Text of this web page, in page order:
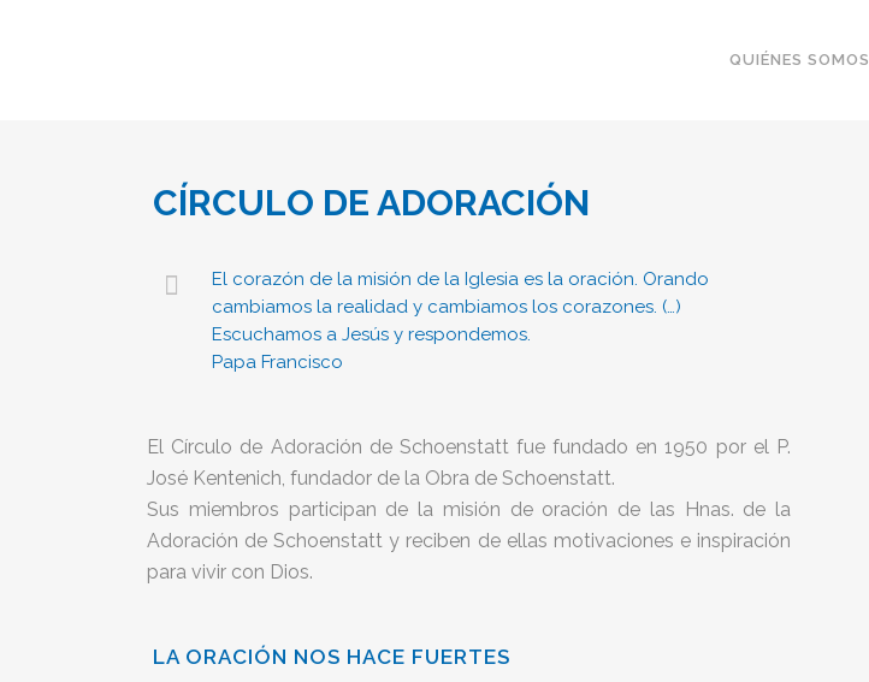
QUIÉNES SOMOS
CÍRCULO DE ADORACIÓN
El corazón de la misión de la Iglesia es la oración. Orando
cambiamos la realidad y cambiamos los corazones. (…)
Escuchamos a Jesús y respondemos.
Papa Francisco
El Círculo de Adoración de Schoenstatt fue fundado en 1950 por el P.
José Kentenich, fundador de la Obra de Schoenstatt.
Sus miembros participan de la misión de oración de las Hnas. de la
Adoración de Schoenstatt y reciben de ellas motivaciones e inspiración
para vivir con Dios.
LA ORACIÓN NOS HACE FUERTES